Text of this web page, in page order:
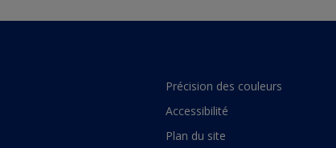
Précision des couleurs
Accessibilité
Plan du site